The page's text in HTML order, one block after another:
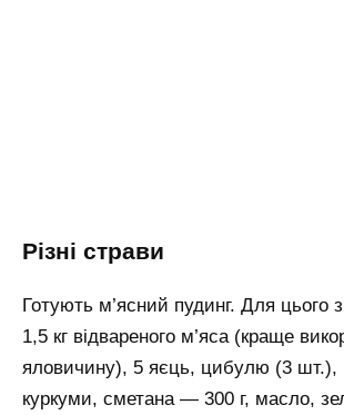
Різні страви
Готують м’ясний пудинг. Для цього
1,5 кг відвареного м’яса (краще
яловичину), 5 яєць, цибулю (3 шт.),
куркуми, сметана — 300 г, масло,